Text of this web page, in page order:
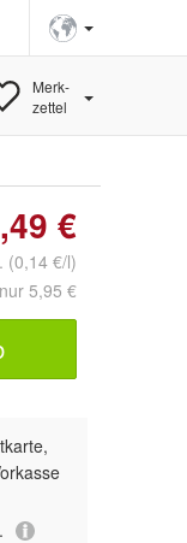
Merk-
zettel
€
(0,14 €/l)
5,95 €